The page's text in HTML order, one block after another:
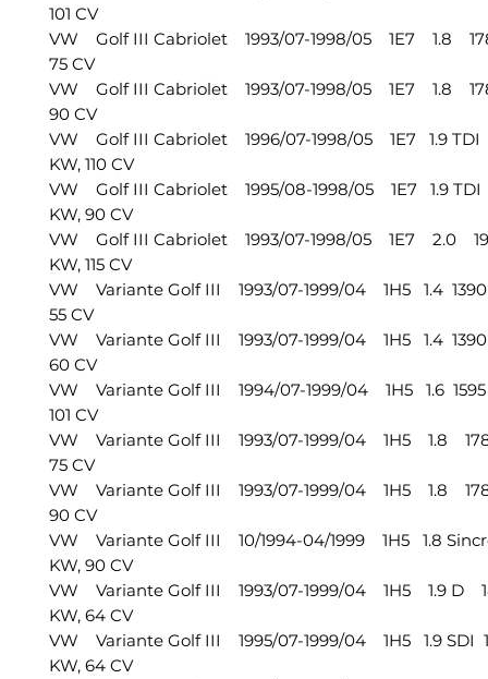
101 CV
VW Golf III Cabriolet 1993/07-1998/05 1E7 1.8
75 CV
VW Golf III Cabriolet 1993/07-1998/05 1E7 1.8
90 CV
VW Golf III Cabriolet 1996/07-1998/05 1E7 1.9 TDI
KW, 110 CV
VW Golf III Cabriolet 1995/08-1998/05 1E7 1.9 TDI
KW, 90 CV
VW Golf III Cabriolet 1993/07-1998/05 1E7 2.0
KW, 115 CV
VW Variante Golf III 1993/07-1999/04 1H5 1.4 1390
55 CV
VW Variante Golf III 1993/07-1999/04 1H5 1.4 1390
60 CV
VW Variante Golf III 1994/07-1999/04 1H5 1.6 1595
101 CV
VW Variante Golf III 1993/07-1999/04 1H5 1.8
75 CV
VW Variante Golf III 1993/07-1999/04 1H5 1.8
90 CV
VW Variante Golf III 10/1994-04/1999 1H5 1.8
KW, 90 CV
VW Variante Golf III 1993/07-1999/04 1H5 1.9 D
KW, 64 CV
VW Variante Golf III 1995/07-1999/04 1H5 1.9 SDI
KW, 64 CV